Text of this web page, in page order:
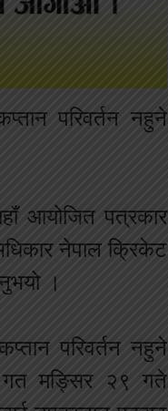
परिवर्तन नहुने
आयोजित पत्रकार
नेपाल क्रिकेट
।
परिवर्तन नहुने
गत मङ्सिर २९ गते